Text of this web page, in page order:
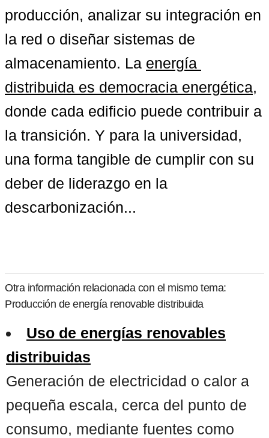
producción, analizar su integración en
la red o diseñar sistemas de
almacenamiento. La energía
distribuida es democracia energética,
donde cada edificio puede contribuir a
la transición. Y para la universidad,
una forma tangible de cumplir con su
deber de liderazgo en la
descarbonización...
Otra información relacionada con el mismo tema:
Producción de energía renovable distribuida
Uso de energías renovables
distribuidas
Generación de electricidad o calor a
pequeña escala, cerca del punto de
consumo, mediante fuentes como